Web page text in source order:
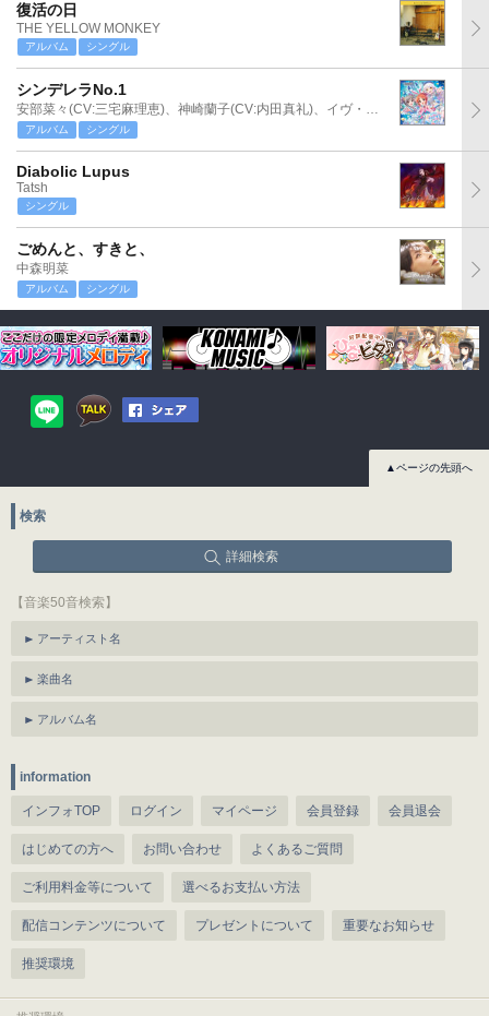
復活の日
THE YELLOW MONKEY
アルバム シングル
シンデレラNo.1
安部菜々(CV:三宅麻理恵)、神崎蘭子(CV:内田真礼)、イヴ・サンタクロース(CV:松永あかね)
アルバム シングル
Diabolic Lupus
Tatsh
シングル
ごめんと、すきと、
中森明菜
アルバム シングル
▲ページの先頭へ
検索
詳細検索
【音楽50音検索】
アーティスト名
楽曲名
アルバム名
information
インフォTOP ログイン マイページ 会員登録 会員退会
はじめての方へ お問い合わせ よくあるご質問
ご利用料金等について 選べるお支払い方法
配信コンテンツについて プレゼントについて 重要なお知らせ
推奨環境